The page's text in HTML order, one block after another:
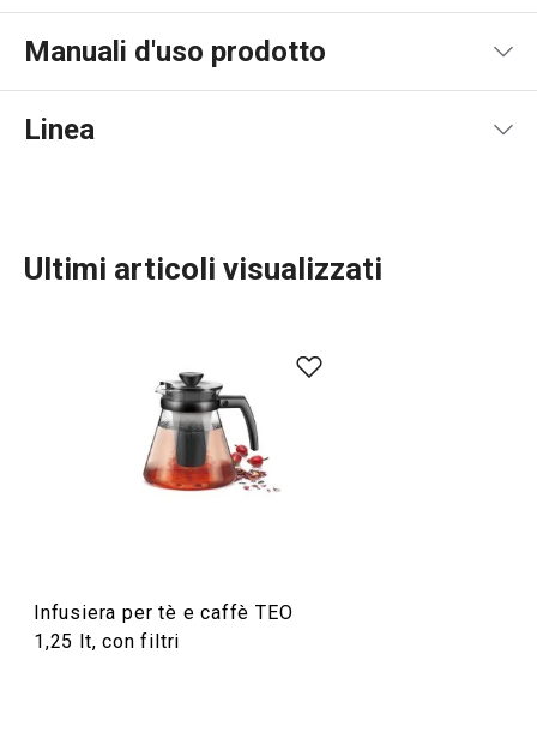
Manuali d'uso prodotto
Linea
Bevande
Ultimi articoli visualizzati
Infusiera per tè e caffè TEO
1,25 lt, con filtri